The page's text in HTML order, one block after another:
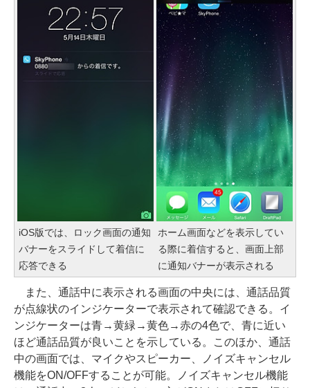
iOS版では、ロック画面の通知
バナーをスライドして着信に
応答できる
ホーム画面などを表示してい
る際に着信すると、画面上部
に通知バナーが表示される
また、通話中に表示される画面の中央には、通話品質
が点線状のインジケーターで表示されて確認できる。イ
ンジケーターは青→黄緑→黄色→赤の4色で、青に近い
ほど通話品質が良いことを示している。このほか、通話
中の画面では、マイクやスピーカー、ノイズキャンセル
機能をON/OFFすることが可能。ノイズキャンセル機能